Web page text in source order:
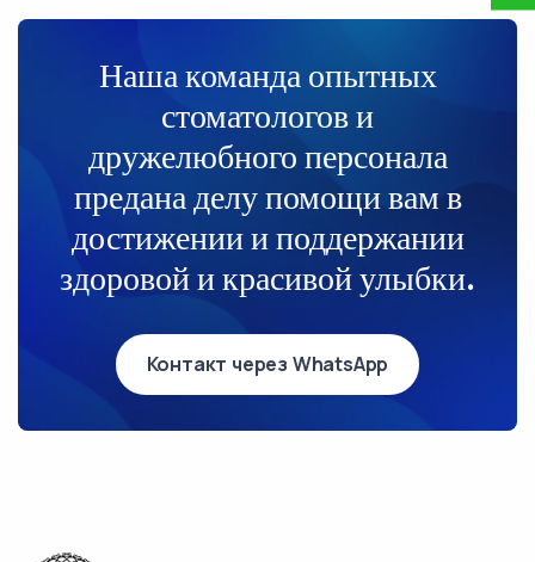
Наша команда опытных
стоматологов и
дружелюбного персонала
предана делу помощи вам в
достижении и поддержании
здоровой и красивой улыбки.
Контакт через WhatsApp